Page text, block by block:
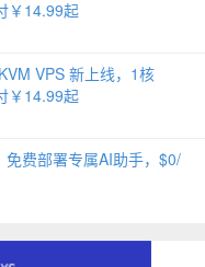
￥14.99起
VPS 新上线，1核
￥14.99起
费部署专属AI助手，$0/